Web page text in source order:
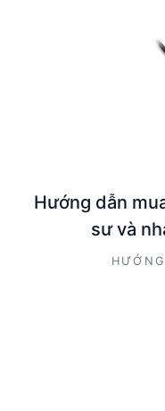
Hướng dẫn
sư và